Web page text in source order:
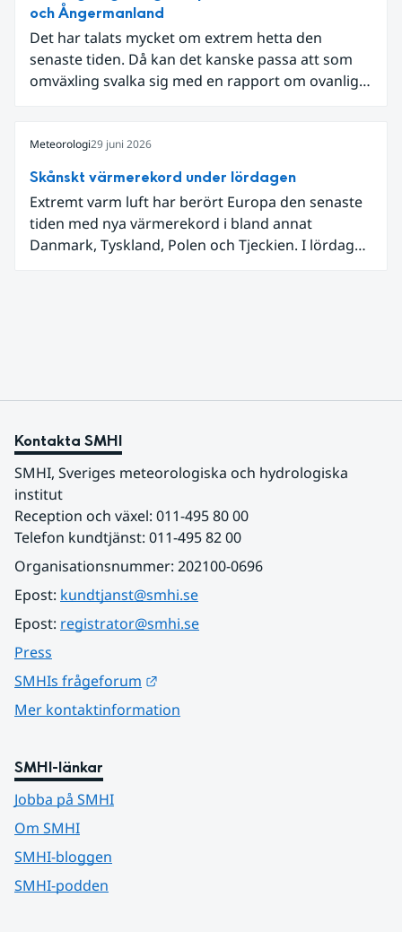
och Ångermanland
Det har talats mycket om extrem hetta den
senaste tiden. Då kan det kanske passa att som
omväxling svalka sig med en rapport om ovanligt
Meteorologi29 juni 2026
Skånskt värmerekord under lördagen
Extremt varm luft har berört Europa den senaste
tiden med nya värmerekord i bland annat
Danmark, Tyskland, Polen och Tjeckien. I lördags
Kontakta SMHI
SMHI, Sveriges meteorologiska och hydrologiska
institut
Reception och växel: 011-495 80 00
Telefon kundtjänst: 011-495 82 00
Organisationsnummer: 202100-0696
Epost: kundtjanst@smhi.se
Epost: registrator@smhi.se
Press
SMHIs frågeforum
Mer kontaktinformation
SMHI-länkar
Jobba på SMHI
Om SMHI
SMHI-bloggen
SMHI-podden